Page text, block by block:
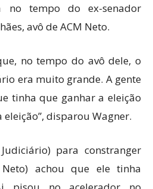
no tempo do ex-senador
avô de ACM Neto.
no tempo do avô dele, o
era muito grande. A gente
tinha que ganhar a eleição
disparou Wagner.
para constranger
Neto) achou que ele tinha